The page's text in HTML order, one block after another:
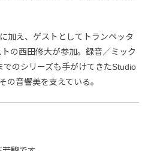
加え、ゲストとしてトランペッタ
の西田修大が参加。録音／ミック
でのシリーズも手がけてきたStudio
の音響美を支えている。